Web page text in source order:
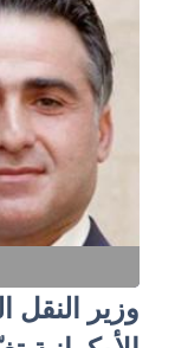
وزير النقل